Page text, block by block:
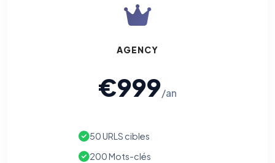
AGENCY
€999/an
50 URLS cibles
200 Mots-clés